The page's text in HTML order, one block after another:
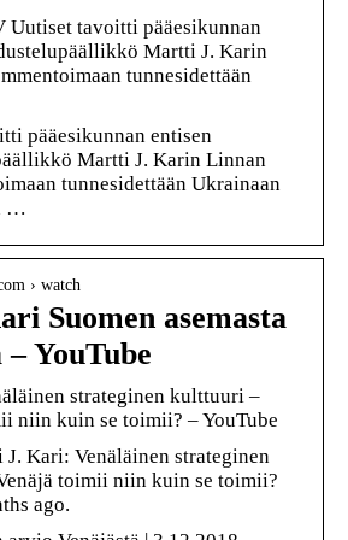
tavoitti pääesikunnan
Martti J. Karin
tunnesidettään
pääesikunnan entisen
Martti J. Karin Linnan
tunnesidettään Ukrainaan
…
› watch
Suomen asemasta
YouTube
strateginen kulttuuri –
niin kuin se toimii? – YouTube
Kari: Venäläinen strateginen
toimii niin kuin se toimii?
ago.